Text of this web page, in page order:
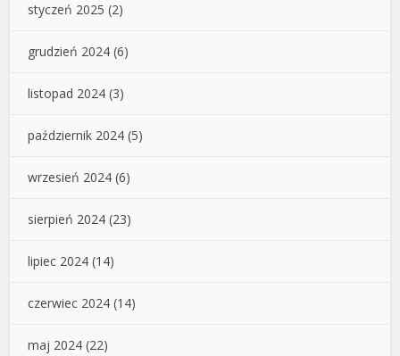
styczeń 2025 (2)
grudzień 2024 (6)
listopad 2024 (3)
październik 2024 (5)
wrzesień 2024 (6)
sierpień 2024 (23)
lipiec 2024 (14)
czerwiec 2024 (14)
maj 2024 (22)